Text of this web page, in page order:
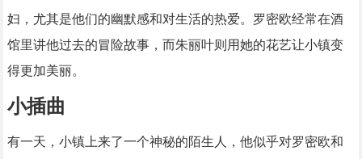
妇，尤其是他们的幽默感和对生活的热爱。罗密欧经常在酒
馆里讲他过去的冒险故事，而朱丽叶则用她的花艺让小镇变
得更加美丽。
小插曲
有一天，小镇上来了一个神秘的陌生人，他似乎对罗密欧和